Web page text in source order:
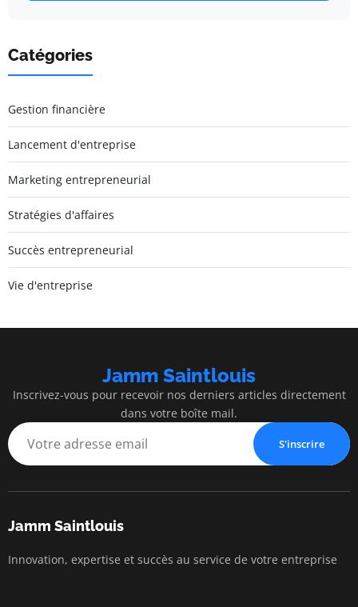
Catégories
Gestion financière
Lancement d'entreprise
Marketing entrepreneurial
Stratégies d'affaires
Succès entrepreneurial
Vie d'entreprise
Jamm Saintlouis
Inscrivez-vous pour recevoir nos derniers articles directement
dans votre boîte mail.
S'inscrire
Jamm Saintlouis
Innovation, expertise et succès au service de votre entreprise